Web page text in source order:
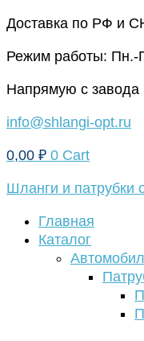
Перейти
содержимому
Доставка по РФ и
Режим работы: Пн.-
Напрямую с завода
info@shlangi-opt.ru
0,00 ₽ 0 Cart
Шланги и патрубки
Главная
Каталог